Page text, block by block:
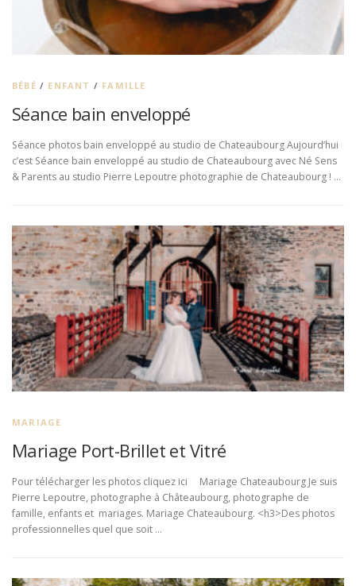
BÉBÉ / ENFANT / FAMILLE
Séance bain enveloppé
Séance photos bain enveloppé au studio de Chateaubourg Aujourd’hui
c’est Séance bain enveloppé au studio de Chateaubourg avec Né Sens
& Parents au studio Pierre Lepoutre photographie de Chateaubourg ! …
MARIAGE
Mariage Port-Brillet et Vitré
Pour télécharger les photos cliquez ici Mariage Chateaubourg Je suis
Pierre Lepoutre, photographe à Châteaubourg, photographe de
famille, enfants et mariages. Mariage Chateaubourg. <h3>Des photos
professionnelles quel que soit …